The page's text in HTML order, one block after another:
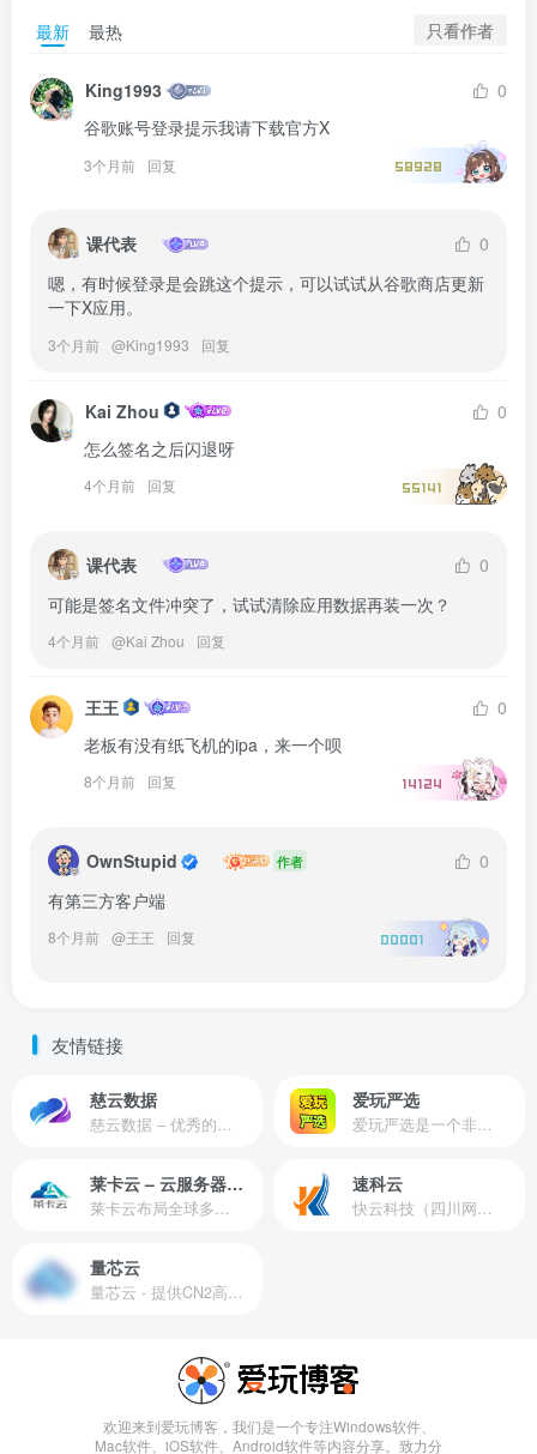
最新 最热 只看作者
King1993
0
谷歌账号登录提示我请下载官方X
3个月前 回复 58928
课代表
0
嗯，有时候登录是会跳这个提示，可以试试从谷歌商店更新
一下X应用。
3个月前 @King1993 回复
Kai Zhou
0
怎么签名之后闪退呀
4个月前 回复 55141
课代表
0
可能是签名文件冲突了，试试清除应用数据再装一次？
4个月前 @Kai Zhou 回复
王王
0
老板有没有纸飞机的ipa，来一个呗
8个月前 回复 14124
OwnStupid 作者
0
有第三方客户端
8个月前 @王王 回复 00001
友情链接
慈云数据
慈云数据 – 优秀的云服务器服务商，提供最具有性价比的产品。慈云数据是开发者必不可少的良心云
爱玩严选
爱玩严选是一个非常有保障且性价比极高的虚拟商城，包括但不限于苹果证书、技术指导、会员充值等多种虚拟服务！
莱卡云 – 云服务器提供商
莱卡云布局全球多个地理区域。提供服务有：境外云服务器、国内云服务器、独立服务器、服务器托管、CDN、SSL证书、游戏服务器等业务。
速科云
快云科技（四川网联快云科技有限公司）成立于2021年，主营互联网业务平台服务提供商。公司专注为用户提供低价高性能云计算产品，致力于云计算应用的易用性开发，并引导云计算在国内普及
量芯云
量芯云 - 提供CN2高速香港美国云服务器&专业高防服务器租用等云服务器供应商
欢迎来到爱玩博客，我们是一个专注Windows软件、
Mac软件、iOS软件、Android软件等内容分享。致力分